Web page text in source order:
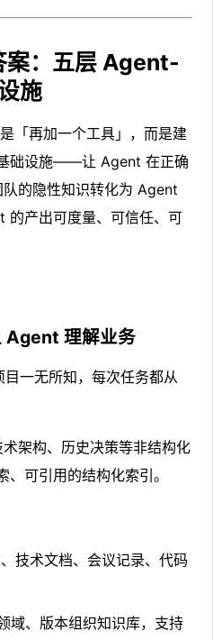
案：五层 Agent-
施
「再加一个工具」，而是建
础设施——让 Agent 在正确
的隐性知识转化为 Agent
的产出可度量、可信任、可
Agent 理解业务
一无所知，每次任务都从
架构、历史决策等非结构化
可引用的结构化索引。
技术文档、会议记录、代码
域、版本组织知识库，支持